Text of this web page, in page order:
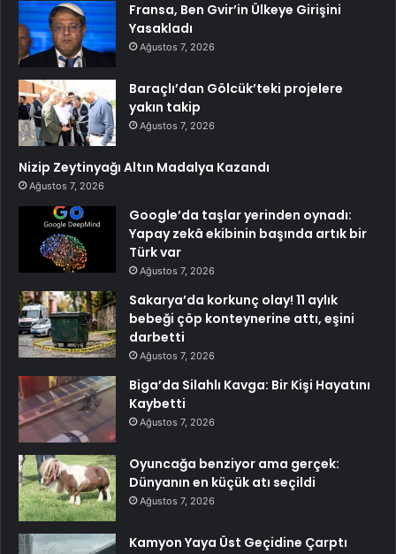
Fransa, Ben Gvir’in Ülkeye Girişini
Yasakladı
Ağustos 7, 2026
Baraçlı’dan Gölcük’teki projelere
yakın takip
Ağustos 7, 2026
Nizip Zeytinyağı Altın Madalya Kazandı
Ağustos 7, 2026
Google’da taşlar yerinden oynadı:
Yapay zekâ ekibinin başında artık bir
Türk var
Ağustos 7, 2026
Sakarya’da korkunç olay! 11 aylık
bebeği çöp konteynerine attı, eşini
darbetti
Ağustos 7, 2026
Biga’da Silahlı Kavga: Bir Kişi Hayatını
Kaybetti
Ağustos 7, 2026
Oyuncağa benziyor ama gerçek:
Dünyanın en küçük atı seçildi
Ağustos 7, 2026
Kamyon Yaya Üst Geçidine Çarptı